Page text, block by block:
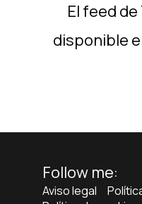
El feed
disponible
Follow me:
Aviso legal